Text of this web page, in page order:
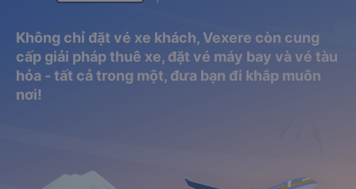
Không chỉ đặt vé xe khách, Vexere còn cung
cấp giải pháp thuê xe, đặt vé máy bay và vé tàu
hỏa - tất cả trong một, đưa bạn đi khắp muôn
nơi!